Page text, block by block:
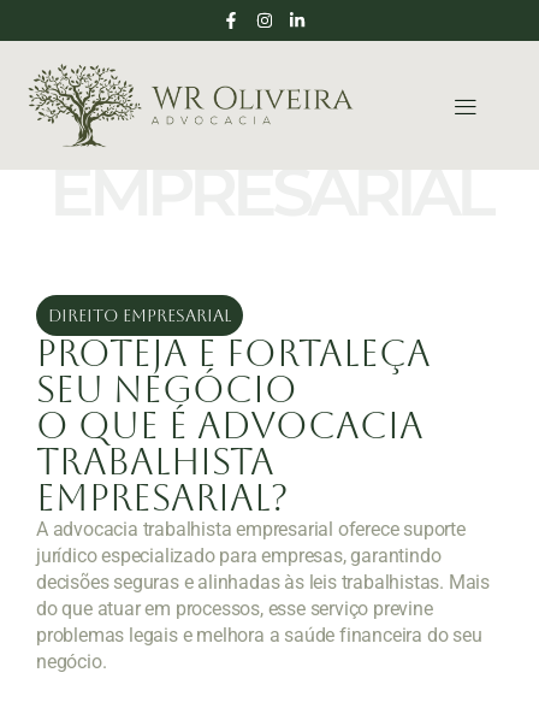
EMPRESARIAL
DIREITO EMPRESARIAL
Proteja e Fortaleça
Seu Negócio
O que é Advocacia
Trabalhista
Empresarial?
A advocacia trabalhista empresarial oferece suporte
jurídico especializado para empresas, garantindo
decisões seguras e alinhadas às leis trabalhistas. Mais
do que atuar em processos, esse serviço previne
problemas legais e melhora a saúde financeira do seu
negócio.